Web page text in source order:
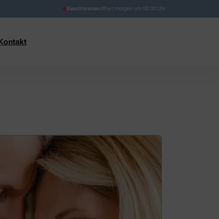
Geschlossenöffnet morgen um 08:00 Uhr